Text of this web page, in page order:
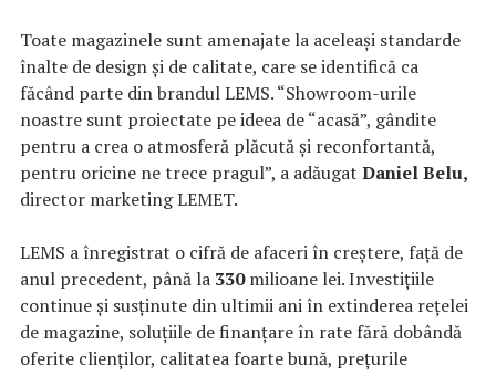
Toate magazinele sunt amenajate la aceleași standarde
înalte de design și de calitate, care se identifică ca
făcând parte din brandul LEMS. “Showroom-urile
noastre sunt proiectate pe ideea de “acasă”, gândite
pentru a crea o atmosferă plăcută și reconfortantă,
pentru oricine ne trece pragul”, a adăugat Daniel Belu,
director marketing LEMET.
LEMS a înregistrat o cifră de afaceri în creștere, față de
anul precedent, până la 330milioane lei. Investițiile
continue și susținute din ultimii ani în extinderea rețelei
de magazine, soluțiile de finanțare în rate fără dobândă
oferite clienților, calitatea foarte bună, prețurile